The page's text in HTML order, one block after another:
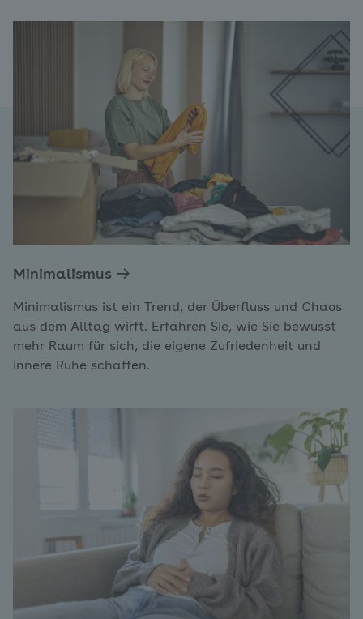
Minimalismus
Minimalismus ist ein Trend, der Überfluss und Chaos
aus dem Alltag wirft. Erfahren Sie, wie Sie bewusst
mehr Raum für sich, die eigene Zufriedenheit und
innere Ruhe schaffen.